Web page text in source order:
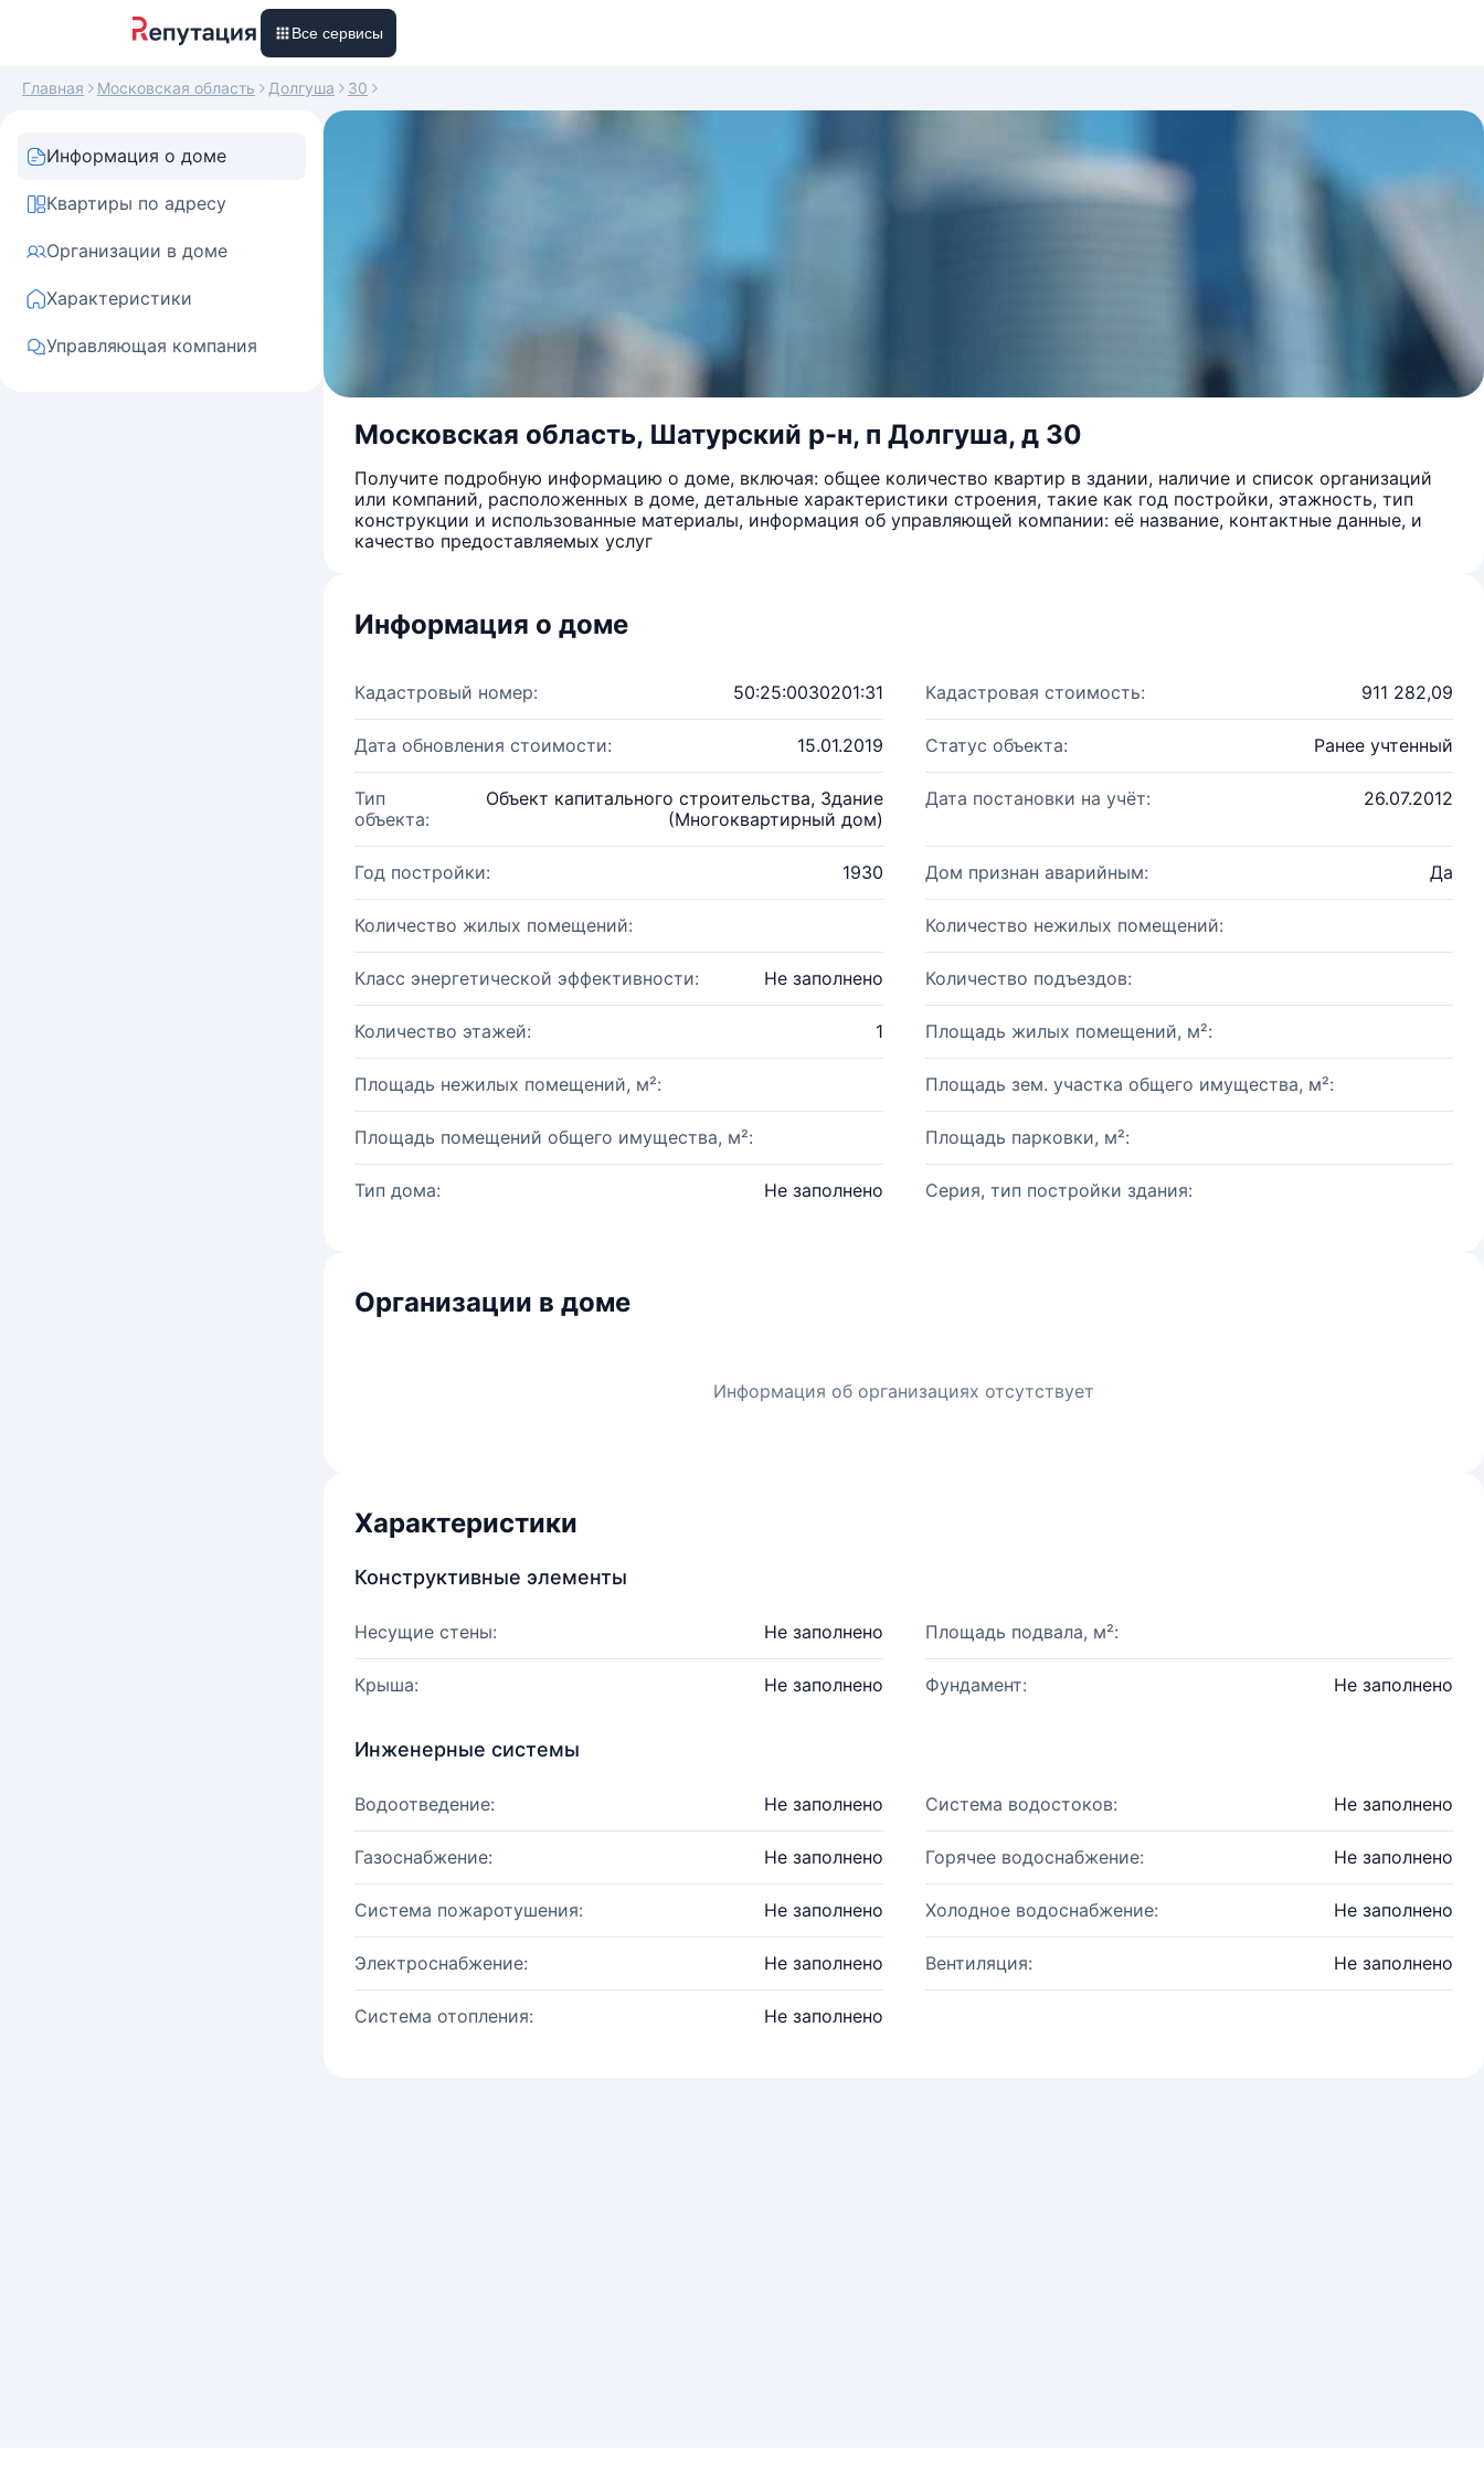
Все сервисы
Главная Московская область Долгуша 30
Информация о доме
Квартиры по адресу
Организации в доме
Характеристики
Управляющая компания
Московская область, Шатурский р-н, п Долгуша, д 30
Получите подробную информацию о доме, включая: общее количество квартир в здании, наличие и список организаций
или компаний, расположенных в доме, детальные характеристики строения, такие как год постройки, этажность, тип
конструкции и использованные материалы, информация об управляющей компании: её название, контактные данные, и
качество предоставляемых услуг
Информация о доме
Кадастровый номер: 50:25:0030201:31 Кадастровая стоимость: 911 282,09
Дата обновления стоимости: 15.01.2019 Статус объекта: Ранее учтенный
Тип
объекта:
Объект капитального строительства, Здание
(Многоквартирный дом)
Дата постановки на учёт: 26.07.2012
Год постройки: 1930 Дом признан аварийным: Да
Количество жилых помещений: Количество нежилых помещений:
Класс энергетической эффективности: Не заполнено Количество подъездов:
Количество этажей: 1 Площадь жилых помещений, м²:
Площадь нежилых помещений, м²: Площадь зем. участка общего имущества, м²:
Площадь помещений общего имущества, м²: Площадь парковки, м²:
Тип дома: Не заполнено Серия, тип постройки здания:
Организации в доме
Информация об организациях отсутствует
Характеристики
Конструктивные элементы
Несущие стены: Не заполнено Площадь подвала, м²:
Крыша: Не заполнено Фундамент: Не заполнено
Инженерные системы
Водоотведение: Не заполнено Система водостоков: Не заполнено
Газоснабжение: Не заполнено Горячее водоснабжение: Не заполнено
Система пожаротушения: Не заполнено Холодное водоснабжение: Не заполнено
Электроснабжение: Не заполнено Вентиляция: Не заполнено
Система отопления: Не заполнено